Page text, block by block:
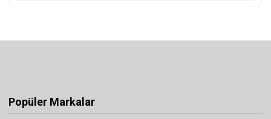
Popüler Markalar